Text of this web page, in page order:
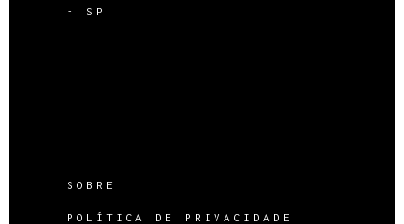
- SP
SOBRE
POLÍTICA DE PRIVACIDADE